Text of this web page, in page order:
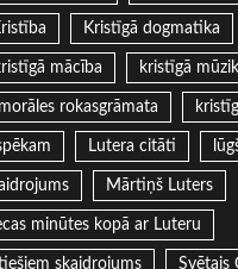
Kristīgā dogmatika
mācība kristīgā
rokasgrāmata
Lutera citāti
Mārtiņš Luters
minūtes kopā ar Luteru
skaidrojums Svētais